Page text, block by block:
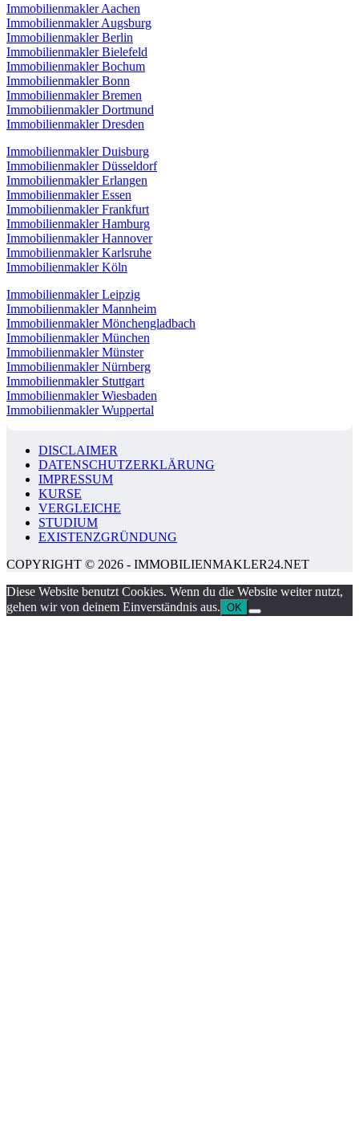
Immobilienmakler Aachen
Immobilienmakler Augsburg
Immobilienmakler Berlin
Immobilienmakler Bielefeld
Immobilienmakler Bochum
Immobilienmakler Bonn
Immobilienmakler Bremen
Immobilienmakler Dortmund
Immobilienmakler Dresden
Immobilienmakler Duisburg
Immobilienmakler Düsseldorf
Immobilienmakler Erlangen
Immobilienmakler Essen
Immobilienmakler Frankfurt
Immobilienmakler Hamburg
Immobilienmakler Hannover
Immobilienmakler Karlsruhe
Immobilienmakler Köln
Immobilienmakler Leipzig
Immobilienmakler Mannheim
Immobilienmakler Mönchengladbach
Immobilienmakler München
Immobilienmakler Münster
Immobilienmakler Nürnberg
Immobilienmakler Stuttgart
Immobilienmakler Wiesbaden
Immobilienmakler Wuppertal
DISCLAIMER
DATENSCHUTZERKLÄRUNG
IMPRESSUM
KURSE
VERGLEICHE
STUDIUM
EXISTENZGRÜNDUNG
COPYRIGHT © 2026 - IMMOBILIENMAKLER24.NET
Diese Website benutzt Cookies. Wenn du die Website weiter nutzt,
gehen wir von deinem Einverständnis aus. OK